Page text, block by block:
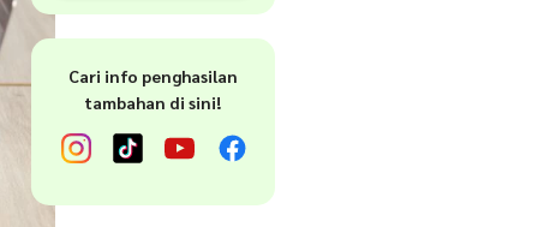
Cari info penghasilan
tambahan di sini!